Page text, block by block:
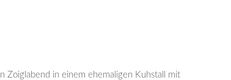
Zoiglabend in einem ehemaligen Kuhstall mit